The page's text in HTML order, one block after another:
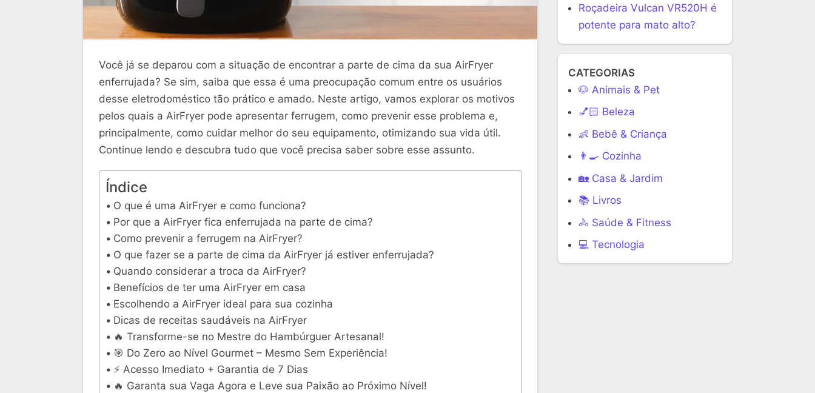
Você já se deparou com a situação de encontrar a parte de cima da sua AirFryer
enferrujada? Se sim, saiba que essa é uma preocupação comum entre os usuários
desse eletrodoméstico tão prático e amado. Neste artigo, vamos explorar os motivos
pelos quais a AirFryer pode apresentar ferrugem, como prevenir esse problema e,
principalmente, como cuidar melhor do seu equipamento, otimizando sua vida útil.
Continue lendo e descubra tudo que você precisa saber sobre esse assunto.
Índice
O que é uma AirFryer e como funciona?
Por que a AirFryer fica enferrujada na parte de cima?
Como prevenir a ferrugem na AirFryer?
O que fazer se a parte de cima da AirFryer já estiver enferrujada?
Quando considerar a troca da AirFryer?
Benefícios de ter uma AirFryer em casa
Escolhendo a AirFryer ideal para sua cozinha
Dicas de receitas saudáveis na AirFryer
🔥 Transforme-se no Mestre do Hambúrguer Artesanal!
🎯 Do Zero ao Nível Gourmet – Mesmo Sem Experiência!
⚡ Acesso Imediato + Garantia de 7 Dias
🔥 Garanta sua Vaga Agora e Leve sua Paixão ao Próximo Nível!
Roçadeira Vulcan VR520H é
potente para mato alto?
CATEGORIAS
🐶 Animais & Pet
💅🏻 Beleza
👶 Bebê & Criança
👨‍🍳 Cozinha
🏡 Casa & Jardim
📚 Livros
🚴 Saúde & Fitness
‍💻 Tecnologia